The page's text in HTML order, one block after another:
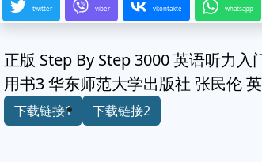
twitter viber vkontakte whatsapp
正版 Step By Step 3000 英语听力
用书3 华东师范大学出版社 张民伦
下载链接1 下载链接2